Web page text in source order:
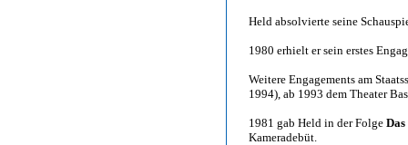
Held absolvierte seine
1980 erhielt er sein erstes
Weitere Engagements am
1994), ab 1993 dem Theater
1981 gab Held in der Folge
Kameradebüt.